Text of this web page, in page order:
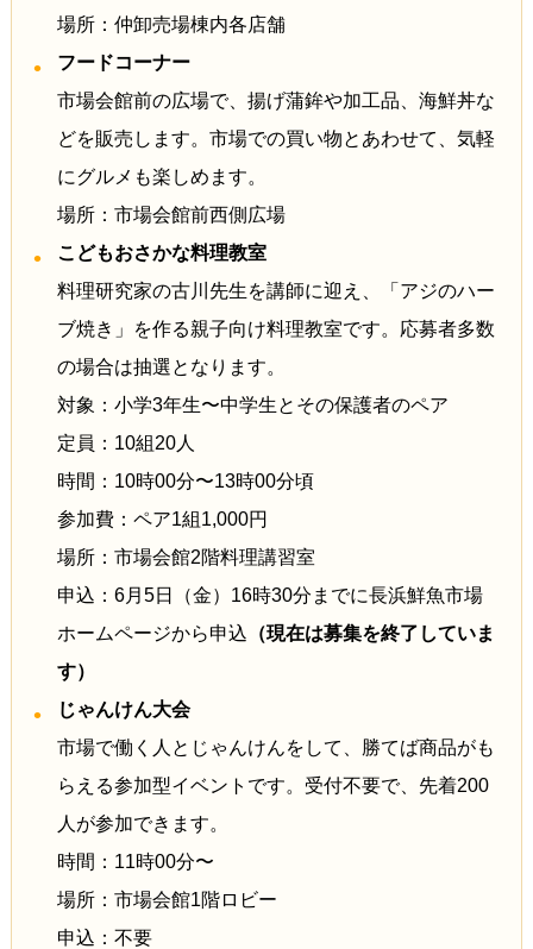
場所：仲卸売場棟内各店舗
フードコーナー
市場会館前の広場で、揚げ蒲鉾や加工品、海鮮丼な
どを販売します。市場での買い物とあわせて、気軽
にグルメも楽しめます。
場所：市場会館前西側広場
こどもおさかな料理教室
料理研究家の古川先生を講師に迎え、「アジのハー
ブ焼き」を作る親子向け料理教室です。応募者多数
の場合は抽選となります。
対象：小学3年生〜中学生とその保護者のペア
定員：10組20人
時間：10時00分〜13時00分頃
参加費：ペア1組1,000円
場所：市場会館2階料理講習室
申込：6月5日（金）16時30分までに長浜鮮魚市場
ホームページから申込 （現在は募集を終了していま
す）
じゃんけん大会
市場で働く人とじゃんけんをして、勝てば商品がも
らえる参加型イベントです。受付不要で、先着200
人が参加できます。
時間：11時00分〜
場所：市場会館1階ロビー
申込：不要